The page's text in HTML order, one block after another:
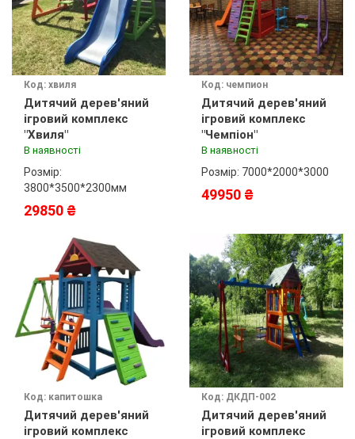
Код: хвиля
Дитячий дерев'яний
ігровий комплекс
"Хвиля"
В наявності
Розмір:
3800*3500*2300мм
29850 ₴
Код: чемпион
Дитячий дерев'яний
ігровий комплекс
"Чемпіон"
В наявності
Розмір: 7000*2000*3000
49950 ₴
Код: капитошка
Дитячий дерев'яний
ігровий комплекс
Код: ДКДП-002
Дитячий дерев'яний
ігровий комплекс